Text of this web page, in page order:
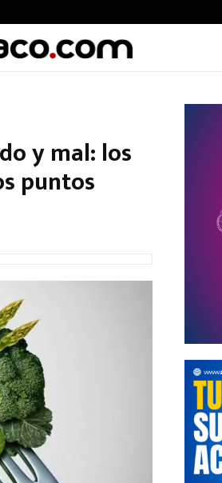
y mal: los
puntos